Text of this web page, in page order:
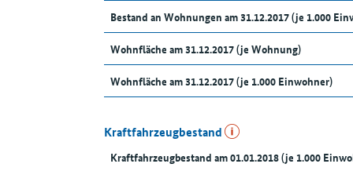
Bestand an Wohnungen am 31.12.2017 (je 1.000
Wohnfläche am 31.12.2017 (je Wohnung)
Wohnfläche am 31.12.2017 (je 1.000 Einwohner)
Kraftfahrzeugbestand
Kraftfahrzeugbestand am 01.01.2018 (je 1.000